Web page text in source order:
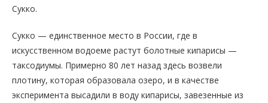
Сукко.
Сукко — единственное место в России, где в
искусственном водоеме растут болотные кипарисы —
таксодиумы. Примерно 80 лет назад здесь возвели
плотину, которая образовала озеро, и в качестве
эксперимента высадили в воду кипарисы, завезенные из